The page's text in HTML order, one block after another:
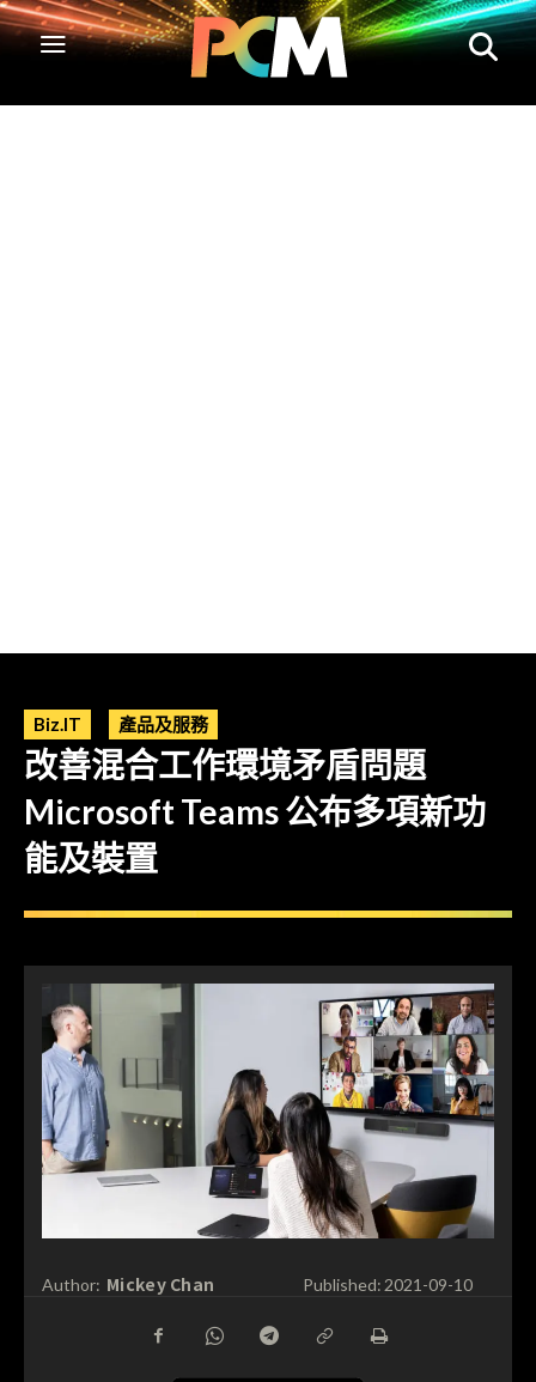
Biz.IT 產品及服務
改善混合工作環境矛盾問題
Microsoft Teams 公布多項新功
能及裝置
Author: Mickey Chan Published: 2021-09-10